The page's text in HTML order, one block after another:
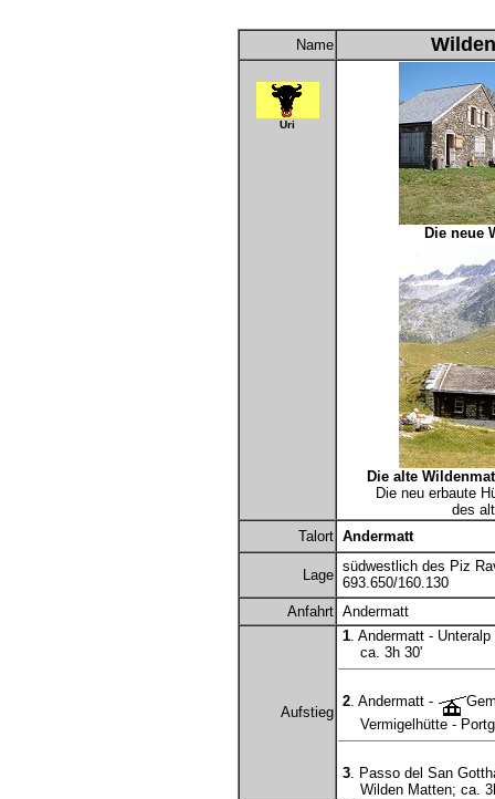
Name
Uri
Die neue
Die alte
Die neu erbaute
des
Talort Andermatt
Lage
südwestlich des Piz
693.650/160.130
Anfahrt Andermatt
Aufstieg
1. Andermatt -
ca. 3h 30'
2. Andermatt -
Vermigelhütte -
3. Passo del San
Wilden Matten; ca.